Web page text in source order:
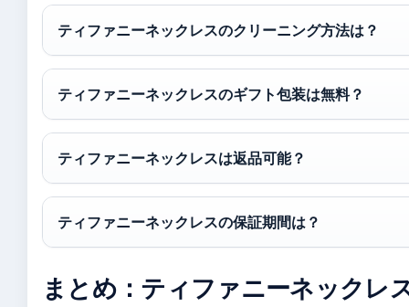
ティファニーネックレスのクリーニング方法は？
ティファニーネックレスのギフト包装は無料？
ティファニーネックレスは返品可能？
ティファニーネックレスの保証期間は？
まとめ：ティファニーネックレ